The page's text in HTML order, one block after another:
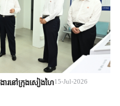
ារនៅក្រុងសៀងហៃ15-Jul-2026